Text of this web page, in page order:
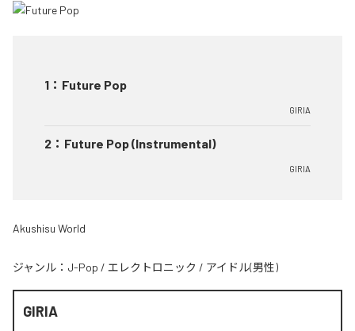
1 ： Future Pop
GIRIA
2 ： Future Pop (Instrumental)
GIRIA
Akushisu World
ジャンル： J-Pop / エレクトロニック / アイドル(男性)
GIRIA